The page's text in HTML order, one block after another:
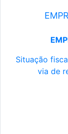
Situação
via de